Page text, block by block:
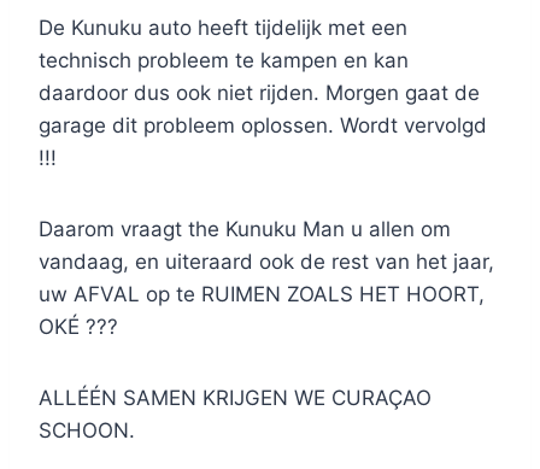
De Kunuku auto heeft tijdelijk met een
technisch probleem te kampen en kan
daardoor dus ook niet rijden. Morgen gaat de
garage dit probleem oplossen. Wordt vervolgd
!!!
Daarom vraagt the Kunuku Man u allen om
vandaag, en uiteraard ook de rest van het jaar,
uw AFVAL op te RUIMEN ZOALS HET HOORT,
OKÉ ???
ALLÉÉN SAMEN KRIJGEN WE CURAÇAO
SCHOON.